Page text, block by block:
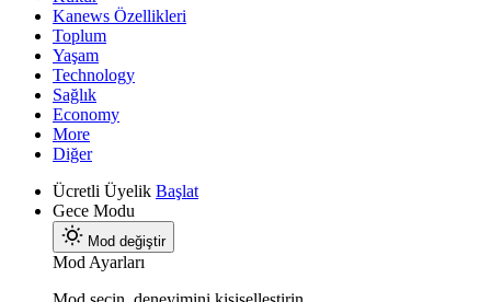
Kanews Özellikleri
Toplum
Yaşam
Technology
Sağlık
Economy
More
Diğer
Ücretli Üyelik Başlat
Gece Modu
Mod değiştir
Mod Ayarları